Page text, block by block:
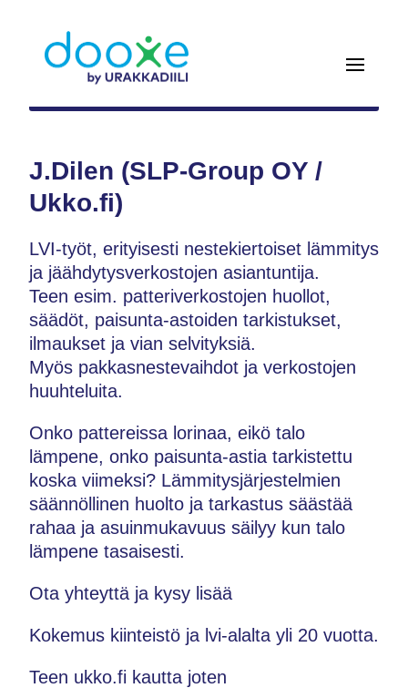
J.Dilen (SLP-Group OY /
Ukko.fi)
LVI-työt, erityisesti nestekiertoiset lämmitys
ja jäähdytysverkostojen asiantuntija.
Teen esim. patteriverkostojen huollot,
säädöt, paisunta-astoiden tarkistukset,
ilmaukset ja vian selvityksiä.
Myös pakkasnestevaihdot ja verkostojen
huuhteluita.
Onko pattereissa lorinaa, eikö talo
lämpene, onko paisunta-astia tarkistettu
koska viimeksi? Lämmitysjärjestelmien
säännöllinen huolto ja tarkastus säästää
rahaa ja asuinmukavuus säilyy kun talo
lämpene tasaisesti.
Ota yhteyttä ja kysy lisää
Kokemus kiinteistö ja lvi-alalta yli 20 vuotta.
Teen ukko.fi kautta joten